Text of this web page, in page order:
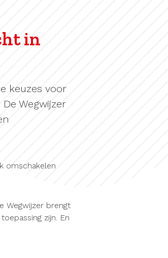
in
keuzes voor
Wegwijzer
omschakelen
Wegwijzer brengt
zijn. En